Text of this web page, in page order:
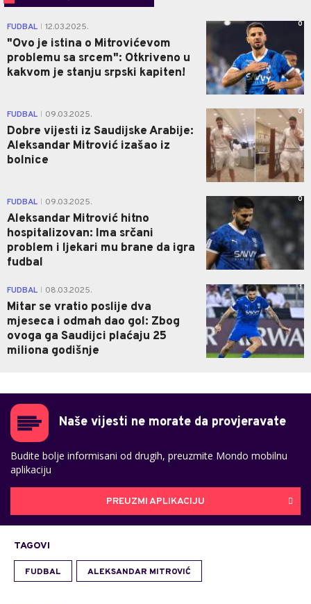
FUDBAL 12.03.2025.
"Ovo je istina o Mitrovićevom
problemu sa srcem": Otkriveno u
kakvom je stanju srpski kapiten!
0
FUDBAL 09.03.2025.
Dobre vijesti iz Saudijske Arabije:
Aleksandar Mitrović izašao iz
bolnice
0
FUDBAL 09.03.2025.
Aleksandar Mitrović hitno
hospitalizovan: Ima srčani
problem i ljekari mu brane da igra
fudbal
0
FUDBAL 08.03.2025.
Mitar se vratio poslije dva
mjeseca i odmah dao gol: Zbog
ovoga ga Saudijci plaćaju 25
miliona godišnje
1
Naše vijesti ne morate da provjeravate
Budite bolje informisani od drugih, preuzmite Mondo mobilnu
aplikaciju
PREUZMI APLIKACIJU
TAGOVI
FUDBAL ALEKSANDAR MITROVIĆ